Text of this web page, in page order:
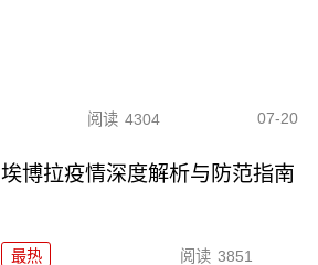
阅读 4304 07-20
埃博拉疫情深度解析与防范指南
最热 阅读 3851